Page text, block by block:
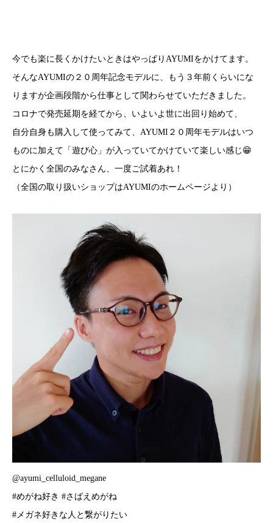
今でも楽に長くかけたいときはやっぱりAYUMIをかけてます。
そんなAYUMIの２０周年記念モデルに、もう３年前くらいにな
りますが企画段階から仕事として関わらせていただきました。
コロナで発売延期を経てから、いよいよ世に出回り始めて、
自分自身も購入して使ってみて、AYUMI２０周年モデルはいつ
ものに加えて「遊び心」が入っていてかけていて楽しい感じ😁
とにかく全国のみなさん、一度ご試着あれ！
（全国の取り扱いショップはAYUMIのホームページより）
@ayumi_celluloid_megane
#めがね好き #さばえめがね
#メガネ好きな人と繋がりたい